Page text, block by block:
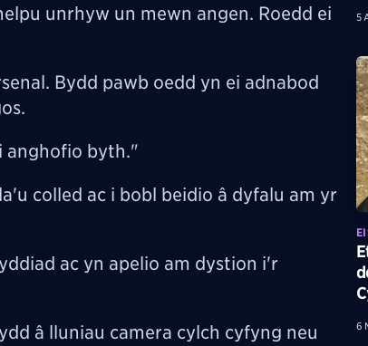
unrhyw un mewn angen. Roedd ei
Bydd pawb oedd yn ei adnabod
anghofio byth."
colled ac i bobl beidio â dyfalu am yr
ac yn apelio am dystion i'r
â lluniau camera cylch cyfyng neu
5
6